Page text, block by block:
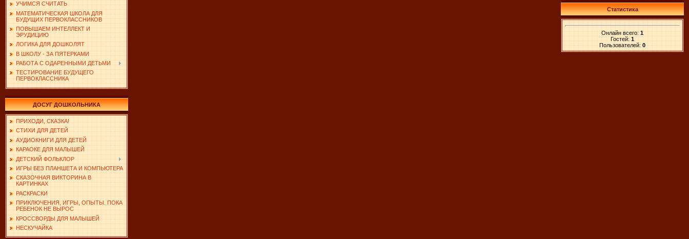
УЧИМСЯ СЧИТАТЬ
МАТЕМАТИЧЕСКАЯ ШКОЛА ДЛЯ
БУДУЩИХ ПЕРВОКЛАССНИКОВ
ПОВЫШАЕМ ИНТЕЛЛЕКТ И
ЭРУДИЦИЮ
ЛОГИКА ДЛЯ ДОШКОЛЯТ
В ШКОЛУ - ЗА ПЯТЕРКАМИ
РАБОТА С ОДАРЕННЫМИ ДЕТЬМИ
ТЕСТИРОВАНИЕ БУДУЩЕГО
ПЕРВОКЛАССНИКА
ДОСУГ ДОШКОЛЬНИКА
ПРИХОДИ, СКАЗКА!
СТИХИ ДЛЯ ДЕТЕЙ
АУДИОКНИГИ ДЛЯ ДЕТЕЙ
КАРАОКЕ ДЛЯ МАЛЫШЕЙ
ДЕТСКИЙ ФОЛЬКЛОР
ИГРЫ БЕЗ ПЛАНШЕТА И КОМПЬЮТЕРА
СКАЗОЧНАЯ ВИКТОРИНА В
КАРТИНКАХ
РАСКРАСКИ
ПРИКЛЮЧЕНИЯ, ИГРЫ, ОПЫТЫ. ПОКА
РЕБЕНОК НЕ ВЫРОС
КРОССВОРДЫ ДЛЯ МАЛЫШЕЙ
НЕСКУЧАЙКА
Статистика
Онлайн всего: 1
Гостей: 1
Пользователей: 0